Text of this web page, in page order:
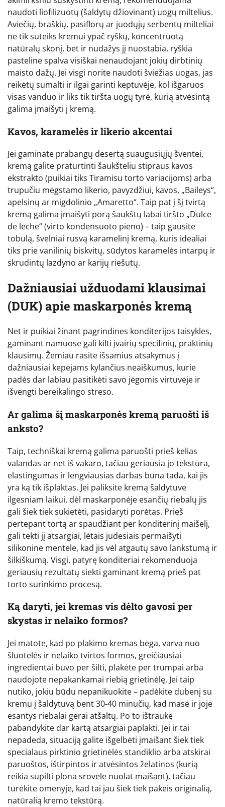
naudoti liofilizuotų (šaldytų džiovinant) uogų miltelius.
Aviečių, braškių, pasiflorų ar juodųjų serbentų milteliai
ne tik suteiks kremui ypač ryškų, koncentruotą
natūralų skonį, bet ir nudažys jį nuostabia, ryškia
pasteline spalva visiškai nenaudojant jokių dirbtinių
maisto dažų. Jei visgi norite naudoti šviežias uogas, jas
reikėtų sumalti ir ilgai garinti keptuvėje, kol išgaruos
visas vanduo ir liks tik tiršta uogų tyrė, kurią atvėsintą
galima įmaišyti į kremą.
Kavos, karamelės ir likerio akcentai
Jei gaminate prabangų desertą suaugusiųjų šventei,
kremą galite praturtinti šaukšteliu stipraus kavos
ekstrakto (puikiai tiks Tiramisu torto variacijoms) arba
trupučiu mėgstamo likerio, pavyzdžiui, kavos, „Baileys“,
apelsinų ar migdolinio „Amaretto“. Taip pat į šį tvirtą
kremą galima įmaišyti porą šaukštų labai tiršto „Dulce
de leche“ (virto kondensuoto pieno) – taip gausite
tobulą, švelniai rusvą karamelinį kremą, kuris idealiai
tiks prie vanilinių biskvitų, sūdytos karamelės intarpų ir
skrudintų lazdyno ar karijų riešutų.
Dažniausiai užduodami klausimai
(DUK) apie maskarponės kremą
Net ir puikiai žinant pagrindines konditerijos taisykles,
gaminant namuose gali kilti įvairių specifinių, praktinių
klausimų. Žemiau rasite išsamius atsakymus į
dažniausiai kepėjams kylančius neaiškumus, kurie
padės dar labiau pasitikėti savo jėgomis virtuvėje ir
išvengti bereikalingo streso.
Ar galima šį maskarponės kremą paruošti iš
anksto?
Taip, techniškai kremą galima paruošti prieš kelias
valandas ar net iš vakaro, tačiau geriausia jo tekstūra,
elastingumas ir lengviausias darbas būna tada, kai jis
yra ką tik išplaktas. Jei paliksite kremą šaldytuve
ilgesniam laikui, dėl maskarponėje esančių riebalų jis
gali šiek tiek sukietėti, pasidaryti porėtas. Prieš
pertepant tortą ar spaudžiant per konditerinį maišelį,
gali tekti jį atsargiai, lėtais judesiais permaišyti
silikonine mentele, kad jis vėl atgautų savo lankstumą ir
šilkiškumą. Visgi, patyrę konditeriai rekomenduoja
geriausių rezultatų siekti gaminant kremą prieš pat
torto surinkimo procesą.
Ką daryti, jei kremas vis dėlto gavosi per
skystas ir nelaiko formos?
Jei matote, kad po plakimo kremas bėga, varva nuo
šluotelės ir nelaiko tvirtos formos, greičiausiai
ingredientai buvo per šilti, plakėte per trumpai arba
naudojote nepakankamai riebią grietinėlę. Jei taip
nutiko, jokiu būdu nepanikuokite – padėkite dubenį su
kremu į šaldytuvą bent 30-40 minučių, kad masė ir joje
esantys riebalai gerai atšaltų. Po to ištraukę
pabandykite dar kartą atsargiai paplakti. Jei ir tai
nepadeda, situaciją galite išgelbėti įmaišant šiek tiek
specialaus pirktinio grietinėlės standiklio arba atskirai
paruoštos, ištirpintos ir atvėsintos želatinos (kurią
reikia supilti plona srovele nuolat maišant), tačiau
turėkite omenyje, kad tai jau šiek tiek pakeis originalią,
natūralią kremo tekstūrą.